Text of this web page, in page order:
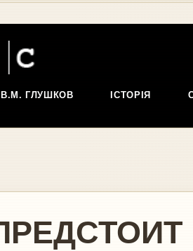
В.М. ГЛУШКОВ ІСТОРІЯ